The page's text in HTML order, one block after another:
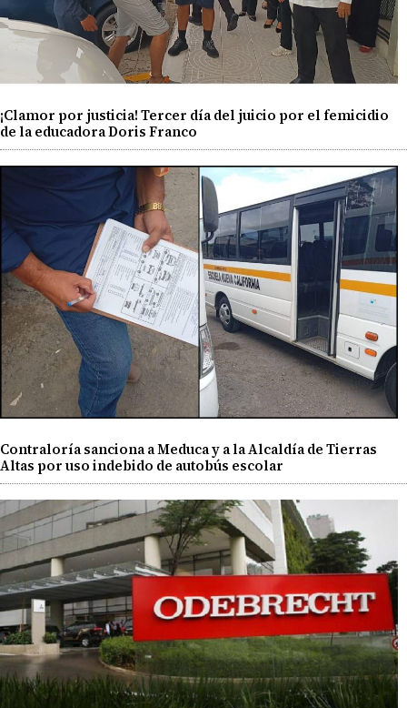
¡Clamor por justicia! Tercer día del juicio por el femicidio
de la educadora Doris Franco
Contraloría sanciona a Meduca y a la Alcaldía de Tierras
Altas por uso indebido de autobús escolar